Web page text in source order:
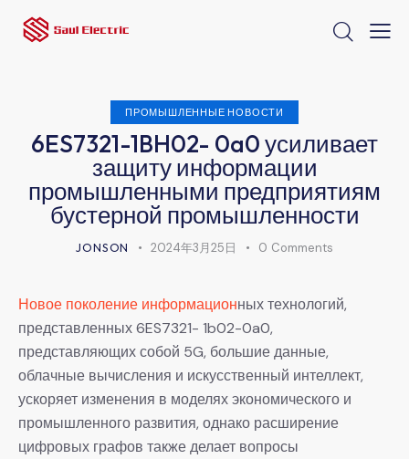
ПРОМЫШЛЕННЫЕ НОВОСТИ
6ES7321-1BH02- 0a0 усиливает
защиту информации
промышленными предприятиям
бустерной промышленности
JONSON 2024年3月25日 0 Comments
Новое поколение информационных технологий,
представленных 6ES7321- 1b02-0a0,
представляющих собой 5G, большие данные,
облачные вычисления и искусственный интеллект,
ускоряет изменения в моделях экономического и
промышленного развития, однако расширение
цифровых графов также делает вопросы